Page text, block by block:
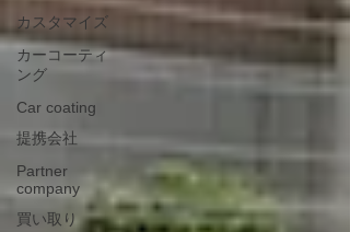
カスタマイズ
カーコーティ
ング
Car coating
提携会社
Partner
company
買い取り